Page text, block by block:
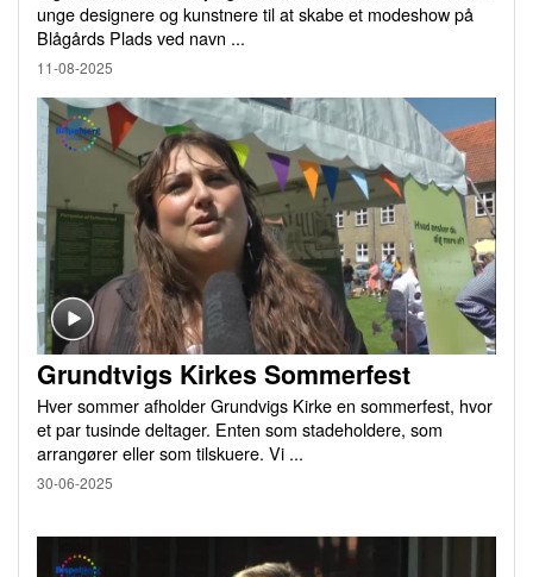
unge designere og kunstnere til at skabe et modeshow på
Blågårds Plads ved navn ...
11-08-2025
Grundtvigs Kirkes Sommerfest
Hver sommer afholder Grundvigs Kirke en sommerfest, hvor
et par tusinde deltager. Enten som stadeholdere, som
arrangører eller som tilskuere. Vi ...
30-06-2025